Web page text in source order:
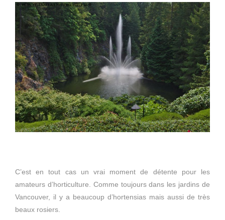
C’est en tout cas un vrai moment de détente pour les
amateurs d’horticulture. Comme toujours dans les jardins de
Vancouver, il y a beaucoup d’hortensias mais aussi de très
beaux rosiers.